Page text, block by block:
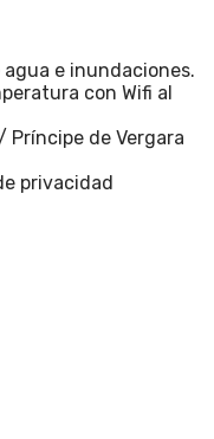
e inundaciones.
con Wifi al
Príncipe de Vergara
privacidad